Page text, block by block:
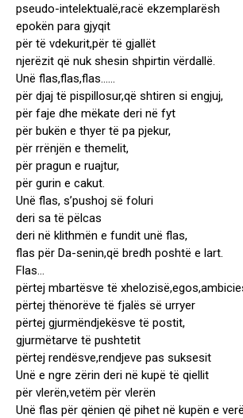
pseudo-intelektualë,racë ekzemplarësh
epokën para gjyqit
për të vdekurit,për të gjallët
njerëzit që nuk shesin shpirtin vërdallë.
Unë flas,flas,flas……
për djaj të pispillosur,që shtiren si engjuj,
për faje dhe mëkate deri në fyt
për bukën e thyer të pa pjekur,
për rrënjën e themelit,
për pragun e ruajtur,
për gurin e cakut.
Unë flas, s’pushoj së foluri
deri sa të pëlcas
deri në klithmën e fundit unë flas,
flas për Da-senin,që bredh poshtë e lart.
Flas…
përtej mbartësve të
përtej thënorëve të fjalës së urryer
përtej gjurmëndjekësve të postit,
gjurmëtarve të pushtetit
përtej rendësve,rendjeve pas suksesit
Unë e ngre zërin deri në kupë të qiellit
për vlerën,vetëm për vlerën
Unë flas për qënien që pihet në kupën e